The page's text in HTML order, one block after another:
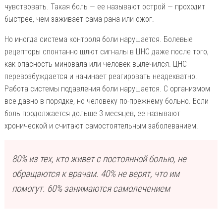
чувствовать. Такая боль — ее называют острой — проходит
быстрее, чем заживает сама рана или ожог.
Но иногда система контроля боли нарушается. Болевые
рецепторы спонтанно шлют сигналы в ЦНС даже после того,
как опасность миновала или человек вылечился. ЦНС
перевозбуждается и начинает реагировать неадекватно.
Работа системы подавления боли нарушается. С организмом
все давно в порядке, но человеку по-прежнему больно. Если
боль продолжается дольше 3 месяцев, ее называют
хронической и считают самостоятельным заболеванием.
80% из тех, кто живет с постоянной болью, не
обращаются к врачам. 40% не верят, что им
помогут. 60% занимаются самолечением